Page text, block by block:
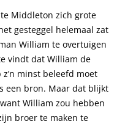
Middleton zich grote
gesteggel helemaal zat
William te overtuigen
vindt dat William de
minst beleefd moet
een bron. Maar dat blijkt
William zou hebben
broer te maken te